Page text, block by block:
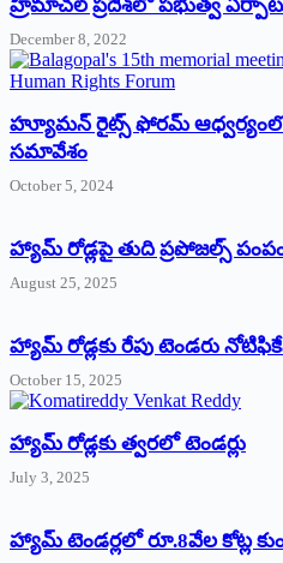
‌హ్రిమాచల్‌ ‌ప్రదేశ్‌లో పభుత్వ
December 8, 2022
హ్యూమన్‌ రైట్స్‌ ఫోరమ్‌
సమావేశం
October 5, 2024
హ్యామ్‌ రోడ్లపై తుది ప్రపోజల్స్‌
August 25, 2025
హ్యామ్‌ రోడ్లకు రేపు టెండరు
October 15, 2025
హ్యామ్‌ రోడ్లకు త్వరలో టెండర్లు
July 3, 2025
హ్యామ్‌ ‌టెండర్లలో రూ.8వేల కోట్ల